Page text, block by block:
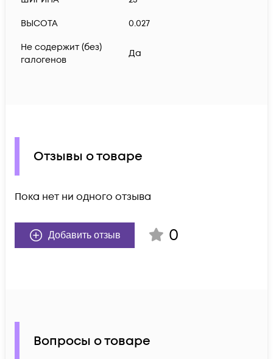
ВЫСОТА 0.027
Не содержит (без)
галогенов
Да
Отзывы о товаре
Пока нет ни одного отзыва
Добавить отзыв 0
Вопросы о товаре